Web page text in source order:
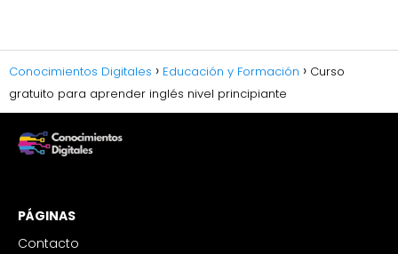
Conocimientos Digitales Educación y Formación
Curso
gratuito para aprender inglés nivel principiante
PÁGINAS
Contacto